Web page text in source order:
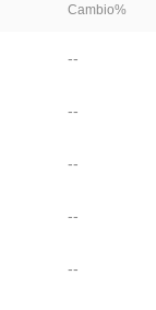
Cambio%
--
--
--
--
--